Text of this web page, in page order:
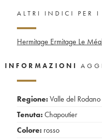
ALTRI INDICI PER I
Hermitage Ermitage Le
INFORMAZIONI
Regione:Valle del Rodano
Tenuta:Chapoutier
Colore: rosso